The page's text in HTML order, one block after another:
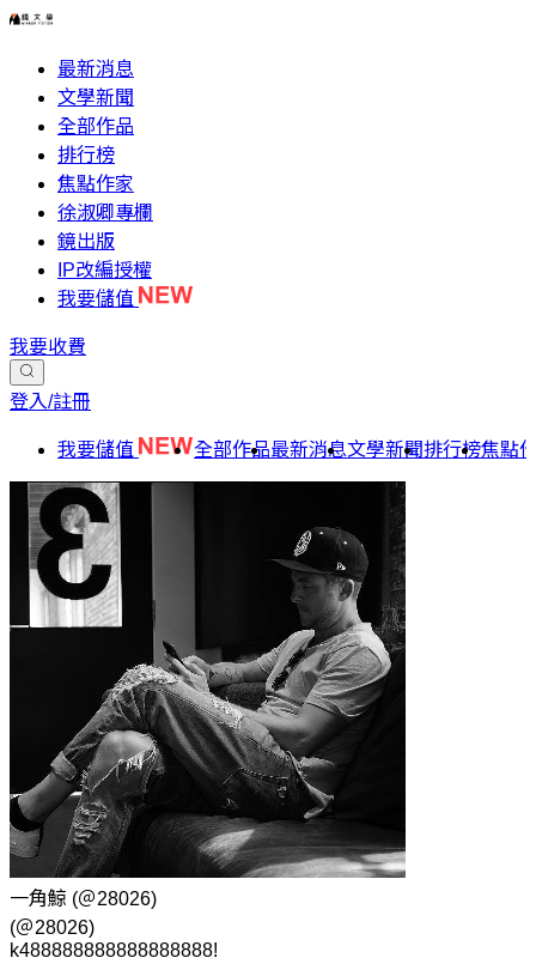
最新消息
文學新聞
全部作品
排行榜
焦點作家
徐淑卿專欄
鏡出版
IP改編授權
我要儲值
我要收費
登入/註冊
我要儲值 全部作品最新消息文學新聞排行榜焦點
一角鯨 (＠28026)
(＠28026)
k488888888888888888!